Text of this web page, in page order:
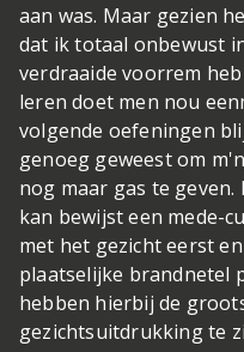
aan was. Maar gezien
dat ik totaal onbewust
verdraaide voorrem
leren doet men nou
volgende oefeningen
genoeg geweest om
nog maar gas te
kan bewijst een mede-
met het gezicht eerst
plaatselijke brandnetel
hebben hierbij de
gezichtsuitdrukking te